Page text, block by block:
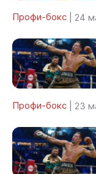
Профи-бокс 24
Профи-бокс 23